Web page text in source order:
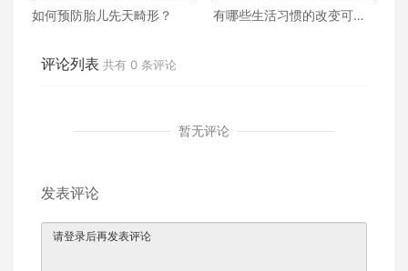
如何预防胎儿先天畸形？
有哪些生活习惯的改变可以
评论列表 共有 0 条评论
暂无评论
发表评论